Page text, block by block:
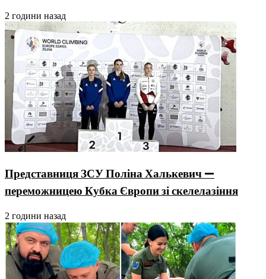
2 години назад
Представниця ЗСУ Поліна Халькевич —
переможницею Кубка Європи зі скелелазіння
2 години назад